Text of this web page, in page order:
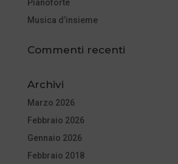
Pianoforte
Musica d’insieme
Commenti recenti
Archivi
Marzo 2026
Febbraio 2026
Gennaio 2026
Febbraio 2018